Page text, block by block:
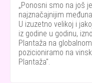
Ponosni smo na još
najznačajnijim
U izuzetno velikoj i
iz godine u godinu,
Plantaža na
pozicioniramo na
Plantaža".